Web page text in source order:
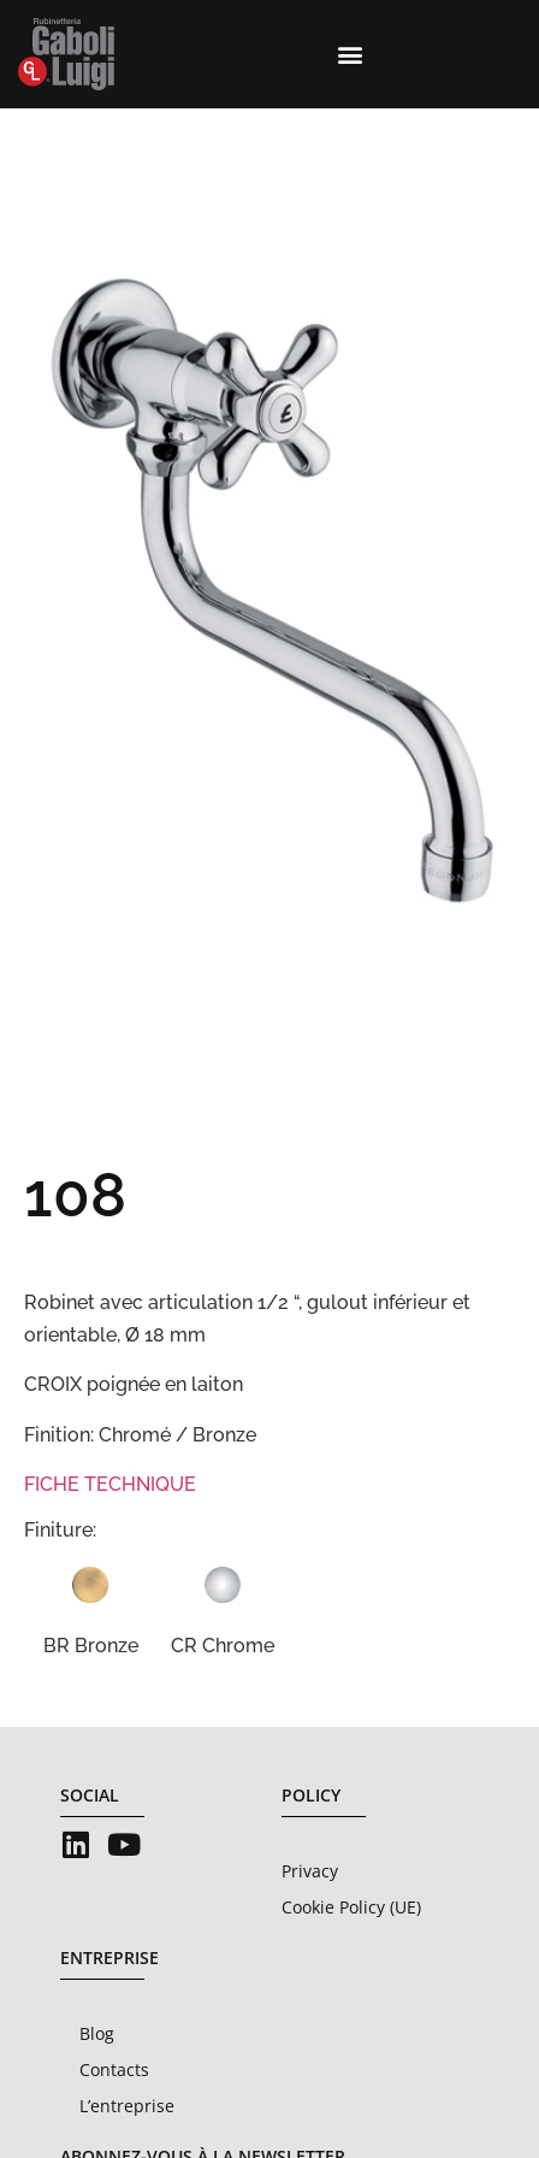
108
Robinet avec articulation 1/2 “, gulout inférieur et
orientable, Ø 18 mm
CROIX poignée en laiton
Finition: Chromé / Bronze
FICHE TECHNIQUE
Finiture:
BR Bronze CR Chrome
SOCIAL POLICY
Privacy
Cookie Policy (UE)
ENTREPRISE
Blog
Contacts
L’entreprise